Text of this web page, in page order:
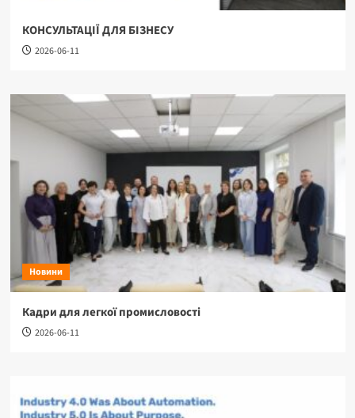
КОНСУЛЬТАЦІЇ ДЛЯ БІЗНЕСУ
2026-06-11
Новини
Кадри для легкої промисловості
2026-06-11